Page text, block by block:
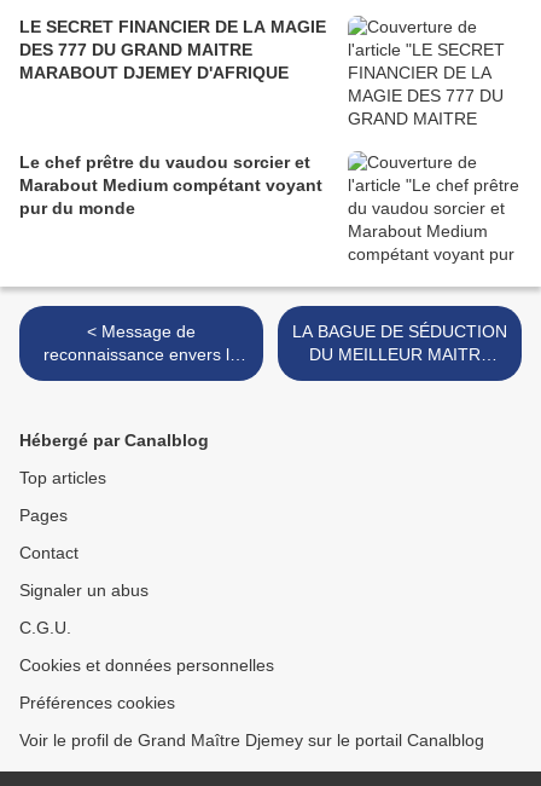
LE SECRET FINANCIER DE LA MAGIE
DES 777 DU GRAND MAITRE
MARABOUT DJEMEY D'AFRIQUE
Le chef prêtre du vaudou sorcier et
Marabout Medium compétant voyant
pur du monde
< Message de
reconnaissance envers le
Grand Marabout Dah
​LA BAGUE DE SÉDUCTION
DU MEILLEUR MAITRE
MARABOUT D'AFRIQUE
Hébergé par Canalblog
Top articles
Pages
Contact
Signaler un abus
C.G.U.
Cookies et données personnelles
Préférences cookies
Voir le profil de Grand Maître Djemey sur le portail Canalblog